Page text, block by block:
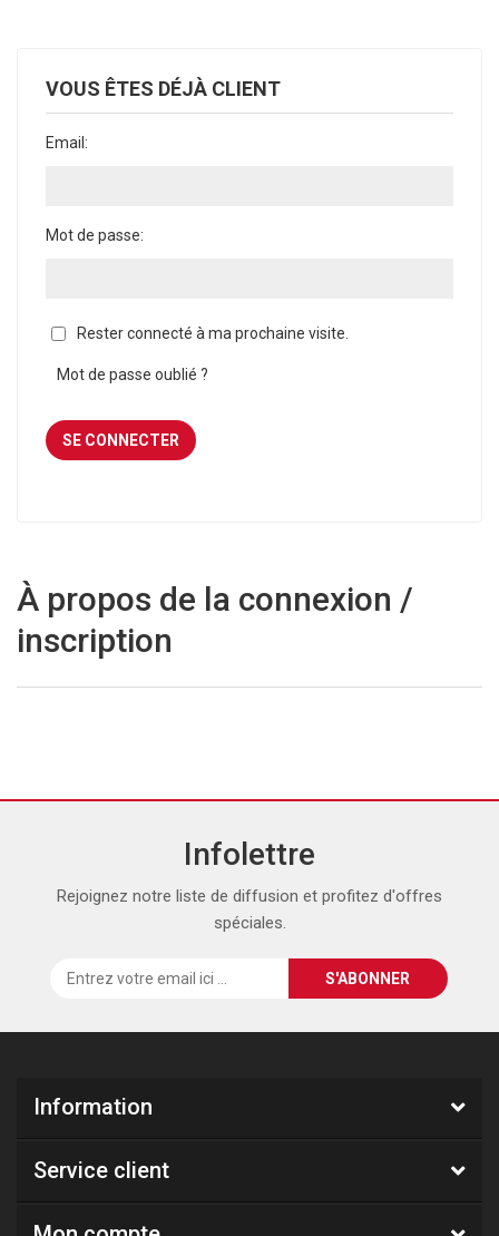
VOUS ÊTES DÉJÀ CLIENT
Email:
Mot de passe:
Rester connecté à ma prochaine visite.
Mot de passe oublié ?
À propos de la connexion /
inscription
Infolettre
Rejoignez notre liste de diffusion et profitez d'offres
spéciales.
Information
Service client